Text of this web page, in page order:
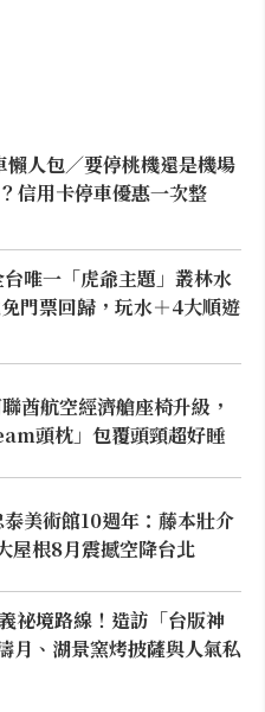
人包／要停桃機還是機場
信用卡停車優惠一次整
台唯一「虎爺主題」叢林水
門票回歸，玩水＋4大順遊
酋航空經濟艙座椅升級，
頭枕」包覆頭頸超好睡
美術館10週年：藤本壯介
屋根8月震撼空降台北
祕境路線！造訪「台版神
月、湖景窯烤披薩與人氣私